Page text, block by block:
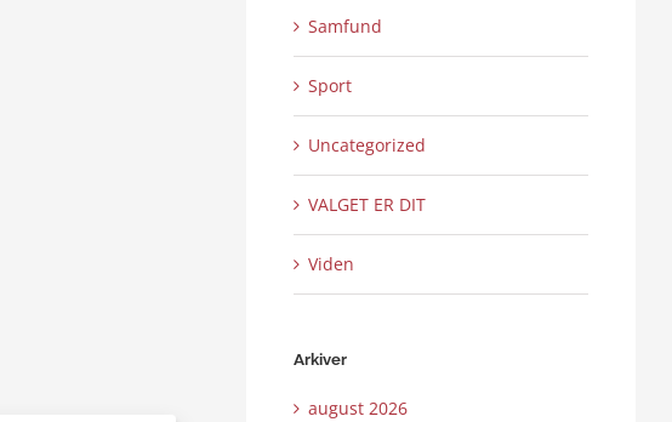
Samfund
Sport
Uncategorized
VALGET ER DIT
Viden
Arkiver
august 2026